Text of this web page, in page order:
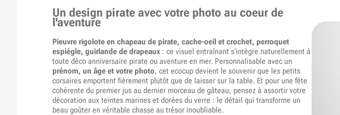
Un design pirate avec votre photo au coeur de
l'aventure
Pieuvre rigolote en chapeau de pirate, cache-oeil et crochet, perroquet
espiègle, guirlande de drapeaux : ce visuel entraînant s'intègre naturellement à
toute déco anniversaire pirate ou aventure en mer. Personnalisable avec un
prénom, un âge et votre photo, cet ecocup devient le souvenir que les petits
corsaires emportent fièrement plutôt que de laisser sur la table. Et pour une fête
cohérente du premier jus au dernier morceau de gâteau, pensez à assortir votre
décoration aux teintes marines et dorées du verre : le détail qui transforme un
beau goûter en véritable chasse au trésor inoubliable.